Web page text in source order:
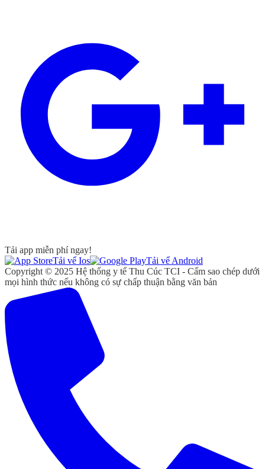
Tải app miễn phí ngay!
Tải vể Ios
Tải vể Android
Copyright © 2025 Hệ thống y tế Thu Cúc TCI - Cấm sao chép dưới
mọi hình thức nếu không có sự chấp thuận bằng văn bản